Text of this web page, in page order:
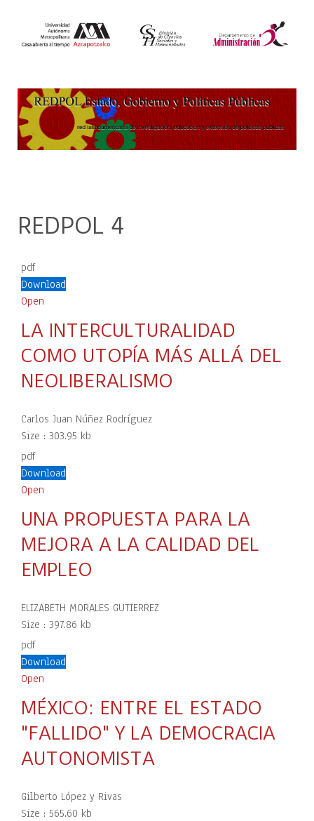
REDPOL 4
pdf
Download
Open
LA INTERCULTURALIDAD
COMO UTOPÍA MÁS ALLÁ DEL
NEOLIBERALISMO
Carlos Juan Núñez Rodríguez
Size : 303.95 kb
pdf
Download
Open
UNA PROPUESTA PARA LA
MEJORA A LA CALIDAD DEL
EMPLEO
ELIZABETH MORALES GUTIERREZ
Size : 397.86 kb
pdf
Download
Open
MÉXICO: ENTRE EL ESTADO
"FALLIDO" Y LA DEMOCRACIA
AUTONOMISTA
Gilberto López y Rivas
Size : 565.60 kb